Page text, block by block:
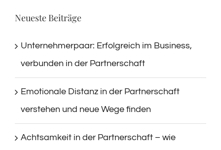
Neueste Beiträge
Unternehmerpaar: Erfolgreich im Business,
verbunden in der Partnerschaft
Emotionale Distanz in der Partnerschaft
verstehen und neue Wege finden
Achtsamkeit in der Partnerschaft – wie